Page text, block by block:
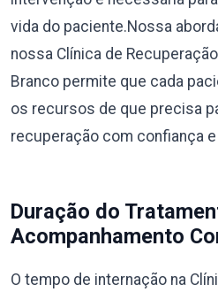
vida do paciente.Nossa
nossa Clínica de
Branco permite que cada
os recursos de que precisa
recuperação com confiança
Duração do
Acompanhamento
O tempo de internação na